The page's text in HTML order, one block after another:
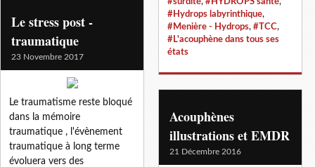
#Hydrops labyrinthique,
#Menière - Hydrops, #TCC,
#L'acouphène dans tous ses
états
Le stress post -
traumatique
23 Novembre 2017
Le traumatisme reste bloqué
dans la mémoire
traumatique , l'évènement
traumatique à long terme
évoluera vers des
Acouphènes
illustrations et EMDR
21 Décembre 2016